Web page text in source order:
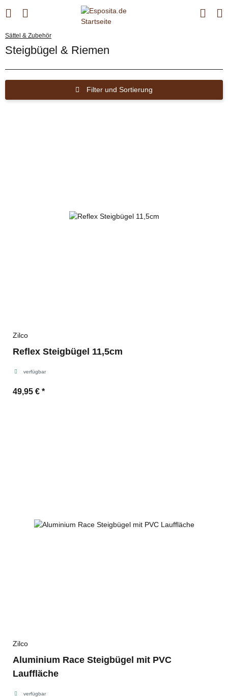
Sättel & Zubehör
Steigbügel & Riemen
Filter und Sortierung
Zilco
Reflex Steigbügel 11,5cm
verfügbar
49,95 € *
Zilco
Aluminium Race Steigbügel mit PVC
Lauffläche
verfügbar